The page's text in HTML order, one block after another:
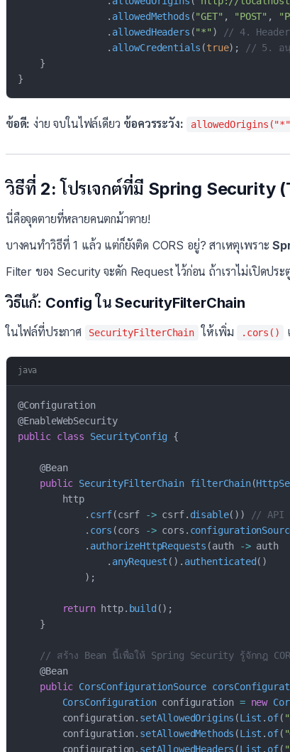
. allowedMethods ("GET" , "POST" ,
. allowedHeaders ("*" )
// 4.
. allowCredentials (true) ;
// 5. อนุ
}
}
ข้อดี: ง่าย จบในไฟล์เดียว ข้อควรระวัง:
วิธีที่ 2: โปรเจกต์ที่มี Spring Security
นี่คือจุดตายที่หลายคนตกม้าตาย!
บางคนทำวิธีที่ 1 แล้ว แต่ก็ยังติด CORS อยู่? สาเหตุเพราะ
Filter ของ Security จะดัก Request ไว้ก่อน ถ้าเราไม่เปิดปร
วิธีแก้: Config ใน SecurityFilterChain
ในไฟล์ที่ประกาศ SecurityFilterChain ให้เพิ่ม .cors()
java
@Configuration
@EnableWebSecurity
public class SecurityConfig {
@Bean
public SecurityFilterChain filterChain(
        http
. csrf(csrf -> csrf. disable( ) )
// API
. cors (cors -> cors .
. authorizeHttpRequests (auth -> auth
. anyRequest ( ) . authenticated ( )
) ;
return http. build () ;
}
// สร้าง Bean นี้เพื่อให้ Spring Security รู้จักกฎ
@Bean
public CorsConfigurationSource
CorsConfiguration configuration = new
        configuration
. setAllowedOrigins (List . of(
        configuration
. setAllowedMethods (List . of(
        configuration
. setAllowedHeaders (List . of(